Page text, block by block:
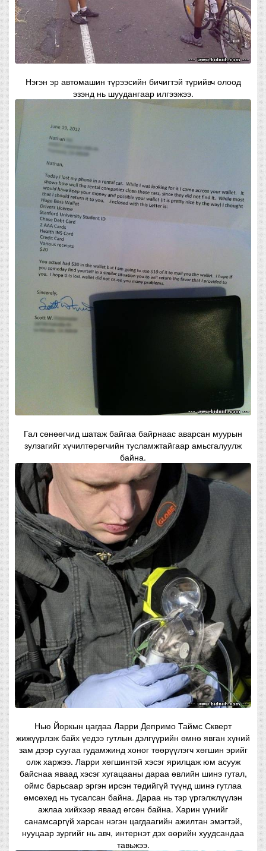
Нэгэн эр автомашин түрээсийн бичигтэй түрийвч олоод
эзэнд нь шуудангаар илгээжээ.
Гал сөнөөгчид шатаж байгаа байрнаас аварсан муурын
зулзагийг хүчилтөрөгчийн тусламжтайгаар амьсгалуулж
байна.
Нью Йоркын цагдаа Ларри Депримо Таймс Скверт
жижүүрлэж байх үедээ гутлын дэлгүүрийн өмнө явган хүний
зам дээр суугаа гудамжинд хоног төөрүүлэгч хөгшин эрийг
олж харжээ. Ларри хөгшинтэй хэсэг ярилцаж юм асууж
байснаа яваад хэсэг хугацааны дараа өвлийн шинэ гутал,
оймс барьсаар эргэн ирсэн төдийгүй түүнд шинэ гутлаа
өмсөхөд нь тусалсан байна. Дараа нь тэр үргэлжлүүлэн
ажлаа хийхээр яваад өгсөн байна. Харин үүнийг
санамсаргүй харсан нэгэн цагдаагийн ажилтан эмэгтэй,
нууцаар зургийг нь авч, интернэт дэх өөрийн хуудсандаа
тавьжээ.